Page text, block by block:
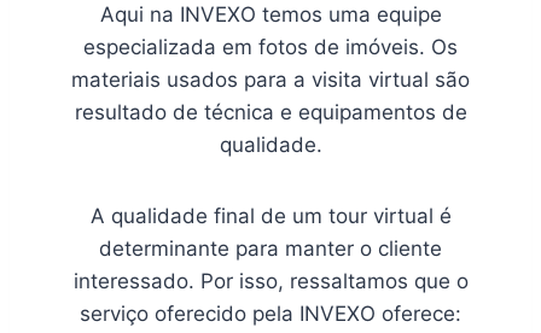
Aqui na INVEXO temos uma equipe
especializada em fotos de imóveis. Os
materiais usados para a visita virtual são
resultado de técnica e equipamentos de
qualidade.
A qualidade final de um tour virtual é
determinante para manter o cliente
interessado. Por isso, ressaltamos que o
serviço oferecido pela INVEXO oferece: